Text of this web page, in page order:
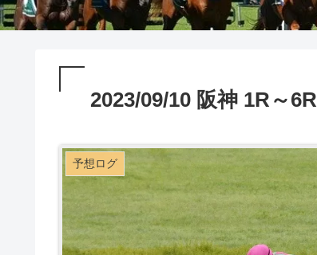
2023/09/10 阪神 1R～6R
予想ログ